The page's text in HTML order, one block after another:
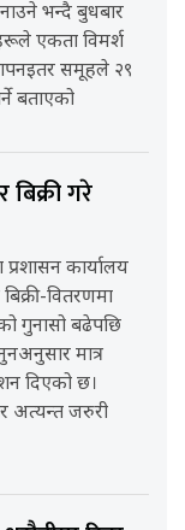
भन्दै बुधबार
एकता विमर्श
समूहले २९
बताएको
गरे
प्रशासन कार्यालय
वितरणमा
गुनासो बढेपछि
मात्र
दिएको छ।
अत्यन्त जरुरी